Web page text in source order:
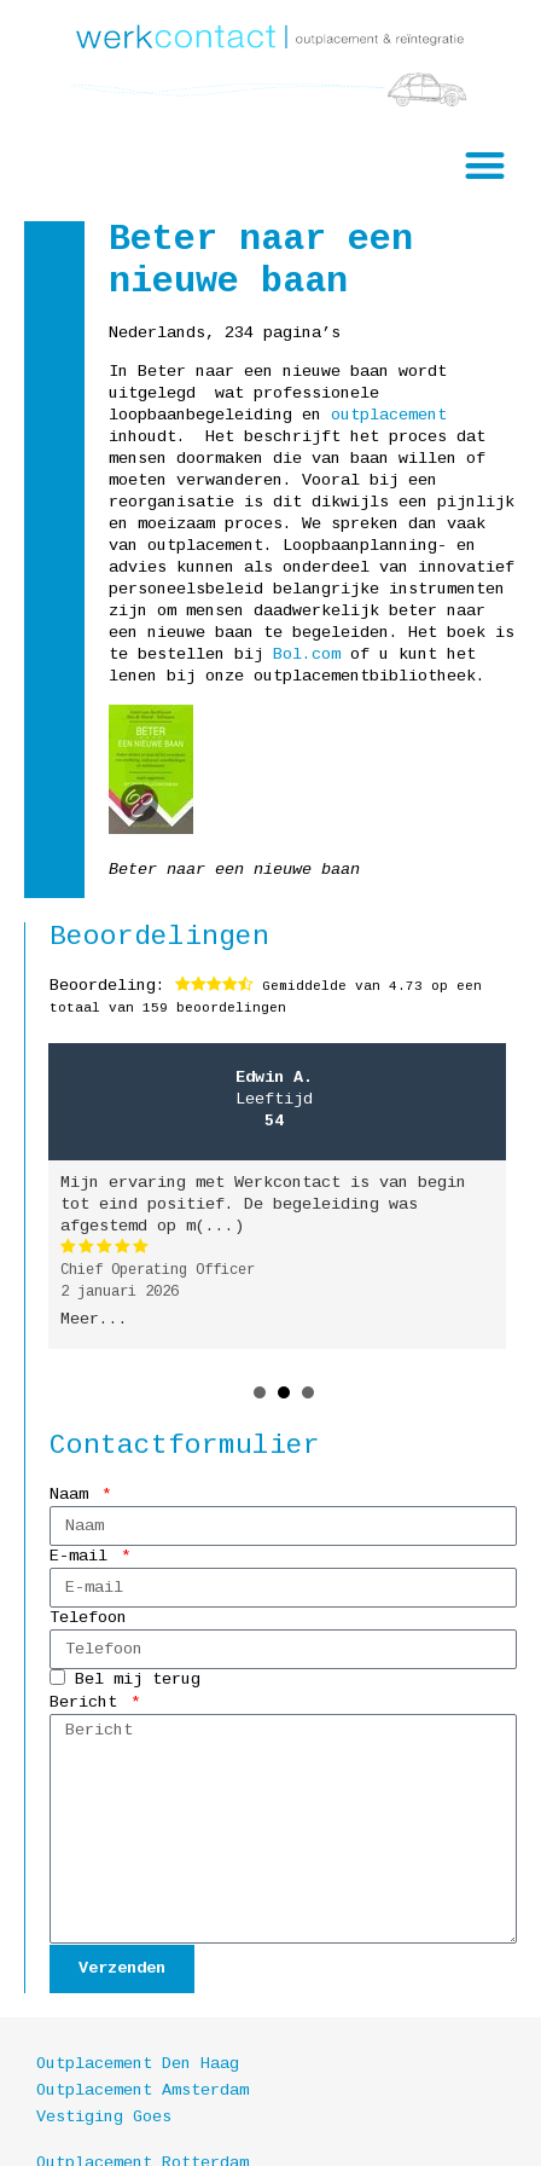
Beter naar een
nieuwe baan
Nederlands, 234 pagina’s
In Beter naar een nieuwe baan wordt
uitgelegd wat professionele
loopbaanbegeleiding en outplacement
inhoudt. Het beschrijft het proces dat
mensen doormaken die van baan willen of
moeten verwanderen. Vooral bij een
reorganisatie is dit dikwijls een pijnlijk
en moeizaam proces. We spreken dan vaak
van outplacement. Loopbaanplanning- en
advies kunnen als onderdeel van innovatief
personeelsbeleid belangrijke instrumenten
zijn om mensen daadwerkelijk beter naar
een nieuwe baan te begeleiden. Het boek is
te bestellen bij
Bol.com of u kunt het
lenen bij onze outplacementbibliotheek.
Beter naar een nieuwe baan
Beoordelingen
Beoordeling: Gemiddelde van 4.73 op een
totaal van 159 beoordelingen
Edwin A.
Leeftijd
54
Mijn ervaring met Werkcontact is van begin
tot eind positief. De begeleiding was
afgestemd op m(...)
Chief Operating Officer
2 januari 2026
Meer...
Contactformulier
Naam
E-mail
Telefoon
Bel mij terug
Bericht
Verzenden
Outplacement Den Haag
Outplacement Amsterdam
Vestiging Goes